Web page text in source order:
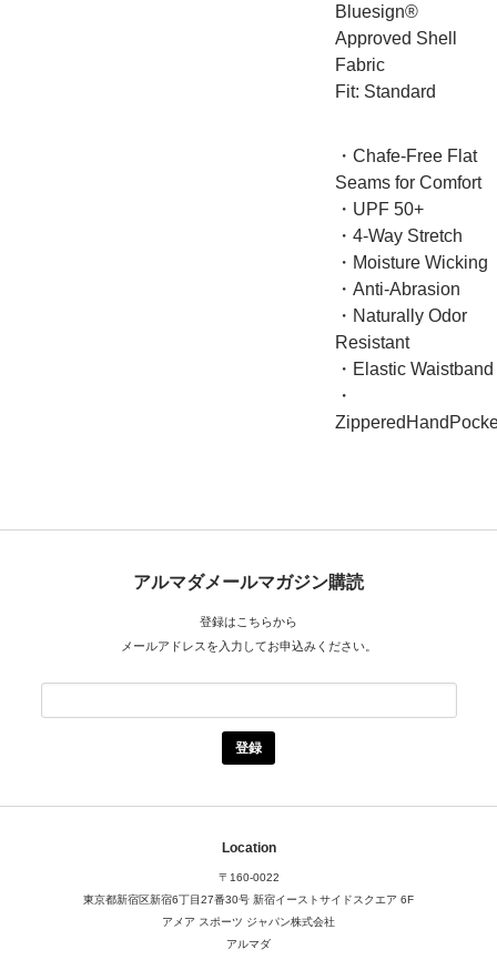
Bluesign®
Approved Shell
Fabric
Fit: Standard
・Chafe-Free Flat
Seams for Comfort
・UPF 50+
・4-Way Stretch
・Moisture Wicking
・Anti-Abrasion
・Naturally Odor
Resistant
・Elastic Waistband
・
アルマダメールマガジン購読
登録はこちらから
メールアドレスを入力してお申込みください。
Location
〒160-0022
東京都新宿区新宿6丁目27番30号 新宿イーストサイドスクエア 6F
アメア スポーツ ジャパン株式会社
アルマダ